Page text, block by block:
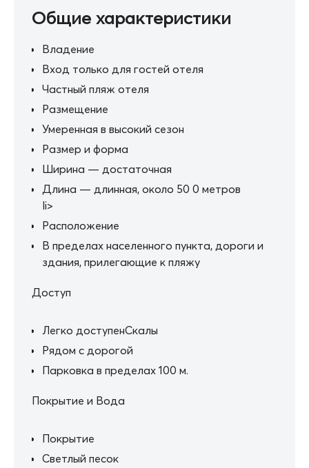
Общие характеристики
Владение
Вход только для гостей отеля
Частный пляж отеля
Размещение
Умеренная в высокий сезон
Размер и форма
Ширина — достаточная
Длина — длинная, около 50 0 метров
li>
Расположение
В пределах населенного пункта, дороги и
здания, прилегающие к пляжу
Доступ
Легко доступенСкалы
Рядом с дорогой
Парковка в пределах 100 м.
Покрытие и Вода
Покрытие
Светлый песок